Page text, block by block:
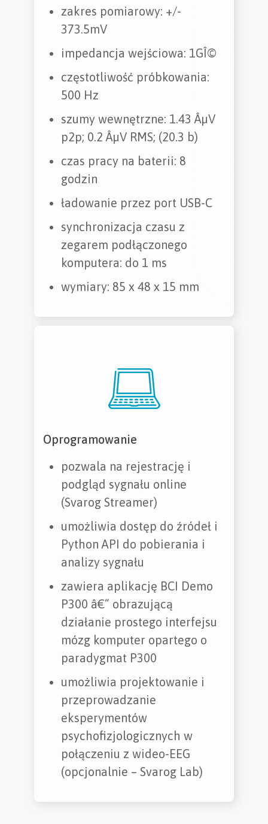
zakres pomiarowy: +/-
373.5mV
impedancja wejściowa: 1GÎ©
częstotliwość próbkowania:
500 Hz
szumy wewnętrzne: 1.43 ÂµV
p2p; 0.2 ÂµV RMS; (20.3 b)
czas pracy na baterii: 8
godzin
ładowanie przez port USB-C
synchronizacja czasu z
zegarem podłączonego
komputera: do 1 ms
wymiary: 85 x 48 x 15 mm
Oprogramowanie
pozwala na rejestrację i
podgląd sygnału online
(Svarog Streamer)
umożliwia dostęp do źródeł i
Python API do pobierania i
analizy sygnału
zawiera aplikację BCI Demo
P300 â€“ obrazującą
działanie prostego interfejsu
mózg komputer opartego o
paradygmat P300
umożliwia projektowanie i
przeprowadzanie
eksperymentów
psychofizjologicznych w
połączeniu z wideo-EEG
(opcjonalnie – Svarog Lab)